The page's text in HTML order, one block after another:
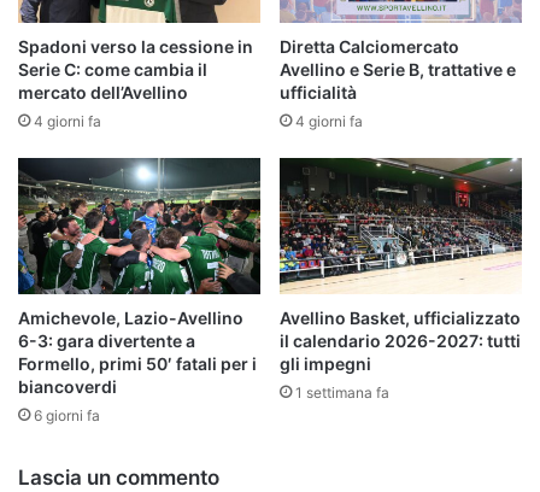
momento"
Spadoni verso la cessione in
Serie C: come cambia il
mercato dell’Avellino
4 giorni fa
Diretta Calciomercato
Avellino e Serie B, trattative e
ufficialità
4 giorni fa
Amichevole, Lazio-Avellino
6-3: gara divertente a
Formello, primi 50′ fatali per i
biancoverdi
6 giorni fa
Avellino Basket, ufficializzato
il calendario 2026-2027: tutti
gli impegni
1 settimana fa
Lascia un commento